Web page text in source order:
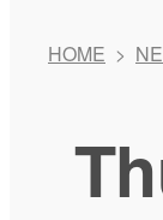
HOME >